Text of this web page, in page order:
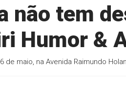
não tem
Humor &
de maio, na Avenida Raimundo